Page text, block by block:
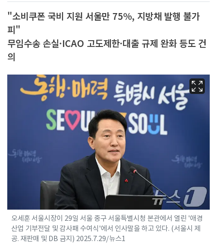
"소비쿠폰 국비 지원 서울만 75%, 지방채 발행 불가
피"
무임수송 손실·ICAO 고도제한·대출 규제 완화 등도 건
의
오세훈 서울시장이 29일 서울 중구 서울특별시청 본관에서 열린 '애경
산업 기부전달 및 감사패 수여식'에서 인사말을 하고 있다. (서울시 제
공. 재판매 및 DB 금지) 2025.7.29/뉴스1